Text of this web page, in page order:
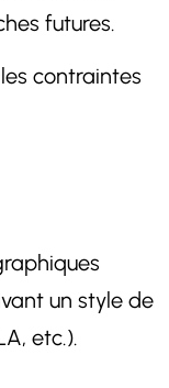
futures.
contraintes
un style de
etc.).